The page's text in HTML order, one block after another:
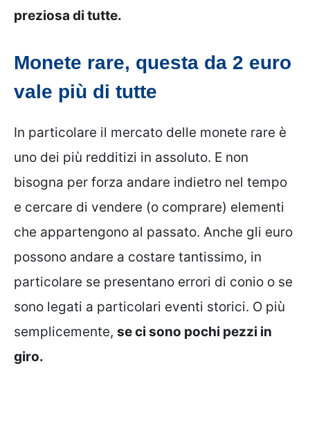
preziosa di tutte.
Monete rare, questa da 2 euro
vale più di tutte
In particolare il mercato delle monete rare è
uno dei più redditizi in assoluto. E non
bisogna per forza andare indietro nel tempo
e cercare di vendere (o comprare) elementi
che appartengono al passato. Anche gli euro
possono andare a costare tantissimo, in
particolare se presentano errori di conio o se
sono legati a particolari eventi storici. O più
semplicemente, se ci sono pochi pezzi in
giro.